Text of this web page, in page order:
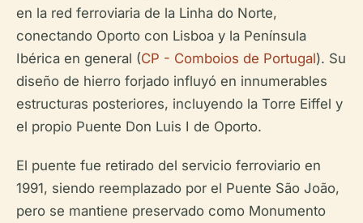
en la red ferroviaria de la Linha do Norte,
conectando Oporto con Lisboa y la Península
Ibérica en general (CP - Comboios de Portugal). Su
diseño de hierro forjado influyó en innumerables
estructuras posteriores, incluyendo la Torre Eiffel y
el propio Puente Don Luis I de Oporto.
El puente fue retirado del servicio ferroviario en
1991, siendo reemplazado por el Puente São João,
pero se mantiene preservado como Monumento